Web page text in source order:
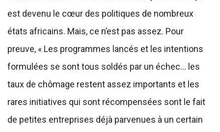
est devenu le cœur des politiques de nombreux
états africains. Mais, ce n’est pas assez. Pour
preuve, « Les programmes lancés et les intentions
formulées se sont tous soldés par un échec… les
taux de chômage restent assez importants et les
rares initiatives qui sont récompensées sont le fait
de petites entreprises déjà parvenues à un certain